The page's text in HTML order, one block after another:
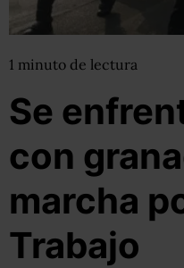
1 minuto de lectura
Se
con
marcha
Trabajo